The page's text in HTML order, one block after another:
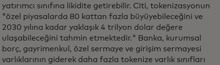
yatırımcı sınıfına likidite getirebilir. Citi, tokenizasyonun
"özel piyasalarda 80 kattan fazla büyüyebileceğini ve
2030 yılına kadar yaklaşık 4 trilyon dolar değere
ulaşabileceğini tahmin etmektedir." Banka, kurumsal
borç, gayrimenkul, özel sermaye ve girişim sermayesi
varlıklarının giderek daha fazla tokenize varlık sınıfları